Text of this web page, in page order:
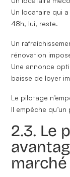
Un locataire qui
48h, lui, reste.
Un
rénovation
Une annonce
baisse de loyer
Le pilotage
Il empêche
2.3. Le
marché